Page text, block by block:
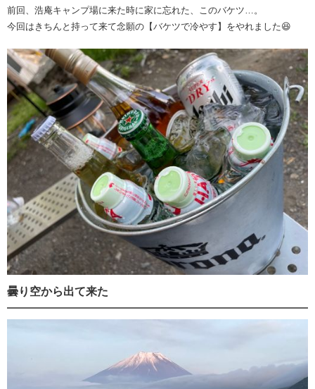
前回、浩庵キャンプ場に来た時に家に忘れた、このバケツ…。
今回はきちんと持って来て念願の【バケツで冷やす】をやれました😆
曇り空から出て来た